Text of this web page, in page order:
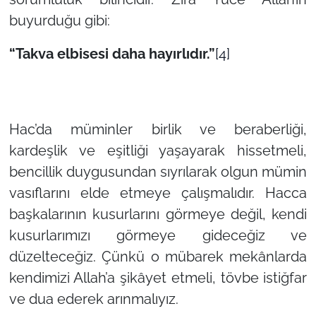
buyurduğu gibi:
“Takva elbisesi daha hayırlıdır.”[4]
Hac’da müminler birlik ve beraberliği,
kardeşlik ve eşitliği yaşayarak hissetmeli,
bencillik duygusundan sıyrılarak olgun mümin
vasıflarını elde etmeye çalışmalıdır. Hacca
başkalarının kusurlarını görmeye değil, kendi
kusurlarımızı görmeye gideceğiz ve
düzelteceğiz. Çünkü o mübarek mekânlarda
kendimizi Allah’a şikâyet etmeli, tövbe istiğfar
ve dua ederek arınmalıyız.